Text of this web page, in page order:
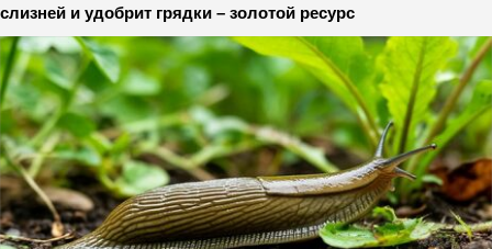
слизней и удобрит грядки – золотой ресурс